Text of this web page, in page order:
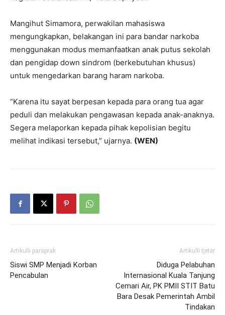
Mangihut Simamora, perwakilan mahasiswa
mengungkapkan, belakangan ini para bandar narkoba
menggunakan modus memanfaatkan anak putus sekolah
dan pengidap down sindrom (berkebutuhan khusus)
untuk mengedarkan barang haram narkoba.
“Karena itu sayat berpesan kepada para orang tua agar
peduli dan melakukan pengawasan kepada anak-anaknya.
Segera melaporkan kepada pihak kepolisian begitu
melihat indikasi tersebut,” ujarnya. (WEN)
Artikulli paraprak
Siswi SMP Menjadi Korban
Pencabulan
Artikulli tjetër
Diduga Pelabuhan
Internasional Kuala Tanjung
Cemari Air, PK PMII STIT Batu
Bara Desak Pemerintah Ambil
Tindakan